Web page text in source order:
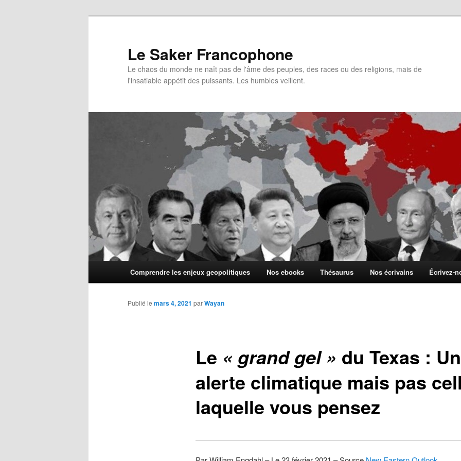
Le Saker Francophone
Le chaos du monde ne naît pas de l'âme des peuples, des races ou des religions, mais de
l'insatiable appétit des puissants. Les humbles veillent.
Comprendre les enjeux geopolitiques Nos ebooks Thésaurus Nos écrivains Écrivez-
Le « grand gel » du Texas :
alerte climatique mais pas
laquelle vous pensez
Publié le mars 4, 2021 parWayan